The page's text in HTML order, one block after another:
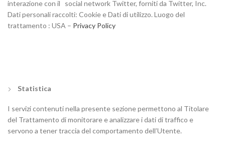
interazione con il social network Twitter, forniti da Twitter, Inc.
Dati personali raccolti: Cookie e Dati di utilizzo. Luogo del
trattamento : USA – Privacy Policy
Statistica
I servizi contenuti nella presente sezione permettono al Titolare
del Trattamento di monitorare e analizzare i dati di traffico e
servono a tener traccia del comportamento dell’Utente.